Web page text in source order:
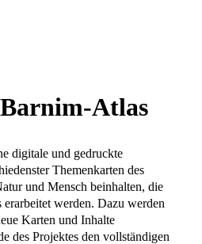
Atlas
digitale und gedruckte
Themenkarten des
und Mensch beinhalten, die
erarbeitet werden. Dazu werden
Karten und Inhalte
des Projektes den vollständigen